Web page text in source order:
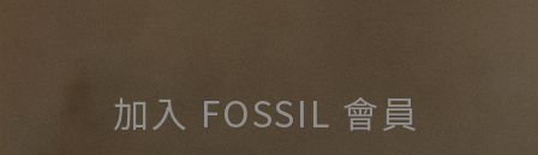
加入 FOSSIL 會員